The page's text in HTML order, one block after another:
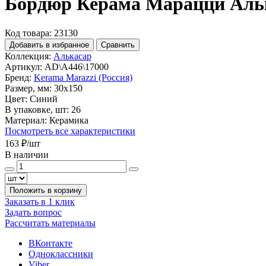
Код товара: 23130
Добавить в избранное Сравнить
Коллекция: Алькасар
Артикул: AD\A446\17000
Бренд: Kerama Marazzi (Россия)
Размер, мм: 30x150
Цвет: Синий
В упаковке, шт: 26
Материал: Керамика
Посмотреть все характеристики
163 ₽/шт
В наличии
Положить в корзину
Заказать в 1 клик
Задать вопрос
Рассчитать материалы
ВКонтакте
Одноклассники